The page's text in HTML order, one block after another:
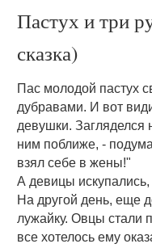
Пастух и три
сказка)
Пас молодой пастух
дубравами. И вот
девушки. Загляделся
ним поближе, -
взял себе в жены!"
А девицы
На другой день, еще
лужайку. Овцы стали
все хотелось ему